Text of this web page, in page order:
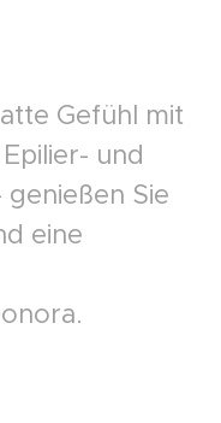
Gefühl mit
und
Sie
eine